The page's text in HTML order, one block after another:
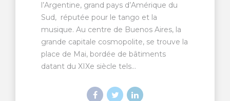
l’Argentine, grand pays d’Amérique du
Sud, réputée pour le tango et la
musique. Au centre de Buenos Aires, la
grande capitale cosmopolite, se trouve la
place de Mai, bordée de bâtiments
datant du XIXe siècle tels...